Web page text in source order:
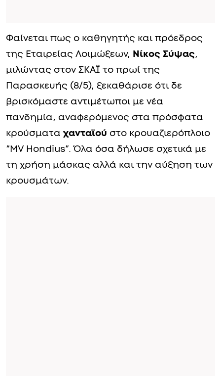
Φαίνεται πως ο καθηγητής και πρόεδρος
της Εταιρείας Λοιμώξεων, Νίκος Σύψας,
μιλώντας στον ΣΚΑΪ το πρωί της
Παρασκευής (8/5), ξεκαθάρισε ότι δε
βρισκόμαστε αντιμέτωποι με νέα
πανδημία, αναφερόμενος στα πρόσφατα
κρούσματα χανταϊού στο κρουαζιερόπλοιο
“MV Hondius”. Όλα όσα δήλωσε σχετικά με
τη χρήση μάσκας αλλά και την αύξηση των
κρουσμάτων.